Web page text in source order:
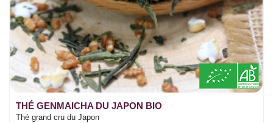
THÉ GENMAICHA DU JAPON BIO
Thé grand cru du Japon